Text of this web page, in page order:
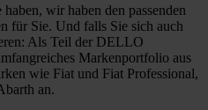
wir haben den passenden
für Sie. Und falls Sie sich auch
Als Teil der DELLO
Markenportfolio aus
wie Fiat und Fiat Professional,
an.